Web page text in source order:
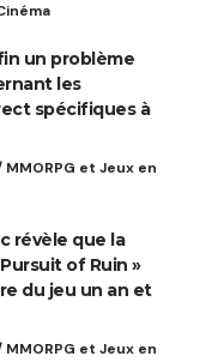
un problème
les
spécifiques à
et Jeux en
révèle que la
of Ruin »
du jeu un an et
et Jeux en